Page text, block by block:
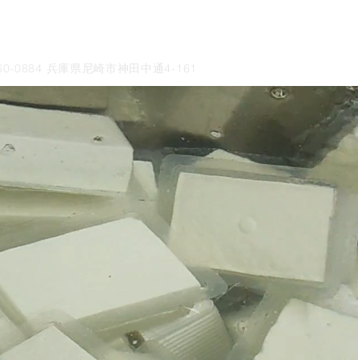
0884 兵庫県尼崎市神田中通4-161